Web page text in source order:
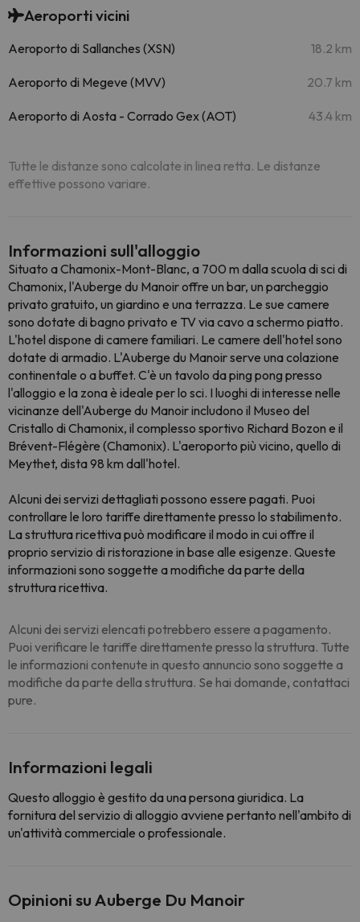
Aeroporti vicini
Aeroporto di Sallanches (XSN) 18.2 km
Aeroporto di Megeve (MVV) 20.7 km
Aeroporto di Aosta - Corrado Gex (AOT) 43.4 km
Tutte le distanze sono calcolate in linea retta. Le distanze
effettive possono variare.
Informazioni sull'alloggio
Situato a Chamonix-Mont-Blanc, a 700 m dalla scuola di sci di
Chamonix, l'Auberge du Manoir offre un bar, un parcheggio
privato gratuito, un giardino e una terrazza. Le sue camere
sono dotate di bagno privato e TV via cavo a schermo piatto.
L'hotel dispone di camere familiari. Le camere dell'hotel sono
dotate di armadio. L'Auberge du Manoir serve una colazione
continentale o a buffet. C'è un tavolo da ping pong presso
l'alloggio e la zona è ideale per lo sci. I luoghi di interesse nelle
vicinanze dell'Auberge du Manoir includono il Museo del
Cristallo di Chamonix, il complesso sportivo Richard Bozon e il
Brévent-Flégère (Chamonix). L'aeroporto più vicino, quello di
Meythet, dista 98 km dall'hotel.
Alcuni dei servizi dettagliati possono essere pagati. Puoi
controllare le loro tariffe direttamente presso lo stabilimento.
La struttura ricettiva può modificare il modo in cui offre il
proprio servizio di ristorazione in base alle esigenze. Queste
informazioni sono soggette a modifiche da parte della
struttura ricettiva.
Alcuni dei servizi elencati potrebbero essere a pagamento.
Puoi verificare le tariffe direttamente presso la struttura. Tutte
le informazioni contenute in questo annuncio sono soggette a
modifiche da parte della struttura. Se hai domande, contattaci
pure.
Informazioni legali
Questo alloggio è gestito da una persona giuridica. La
fornitura del servizio di alloggio avviene pertanto nell'ambito di
un'attività commerciale o professionale.
Opinioni su Auberge Du Manoir